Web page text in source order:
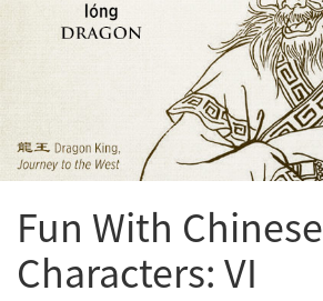
Fun With Chinese
Characters: VI